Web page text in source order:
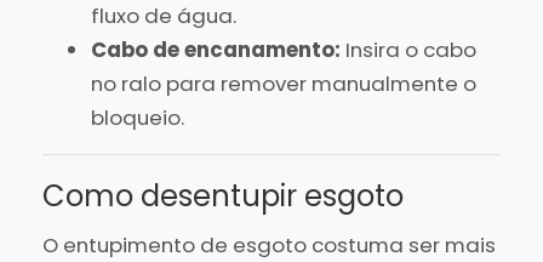
fluxo de água.
Cabo de encanamento: Insira o cabo
no ralo para remover manualmente o
bloqueio.
Como desentupir esgoto
O entupimento de esgoto costuma ser mais